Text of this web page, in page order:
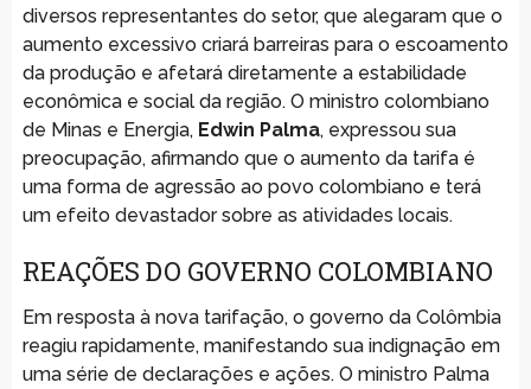
diversos representantes do setor, que alegaram que o
aumento excessivo criará barreiras para o escoamento
da produção e afetará diretamente a estabilidade
econômica e social da região. O ministro colombiano
de Minas e Energia, Edwin Palma, expressou sua
preocupação, afirmando que o aumento da tarifa é
uma forma de agressão ao povo colombiano e terá
um efeito devastador sobre as atividades locais.
REAÇÕES DO GOVERNO COLOMBIANO
Em resposta à nova tarifação, o governo da Colômbia
reagiu rapidamente, manifestando sua indignação em
uma série de declarações e ações. O ministro Palma